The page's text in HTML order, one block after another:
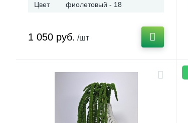
Цвет фиолетовый - 18
1 050 руб. /шт